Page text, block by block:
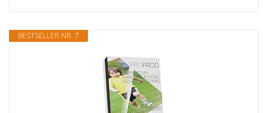
BESTSELLER NR. 7